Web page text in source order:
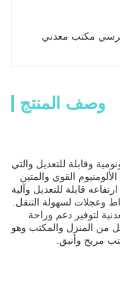
وصف المنتج
وقابلة للتعديل والتي
القوي والمتين
قابلة للتعديل وآلية
وعجلات لسهولة التنقل.
لتوفير دعم وراحة
من المنزل والمكتب وهو
مريح وأنيق.